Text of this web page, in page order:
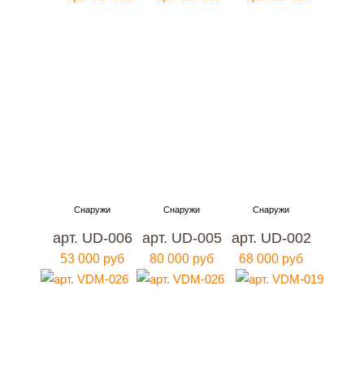
арт. UD-006
53 000 руб
арт. UD-005
80 000 руб
арт. UD-002
68 000 руб